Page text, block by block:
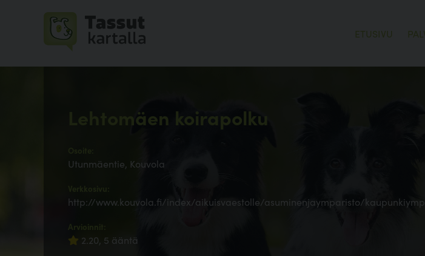
ETUSIVU
Lehtomäen koirapolku
Utunmäentie, Kouvola
http://www.kouvola.fi/index/aikuisvaestolle/asuminenjaymparisto/
Arvioinnit:
2.20, 5 ääntä